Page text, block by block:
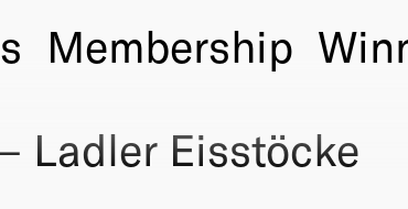
Membership
Ladler Eisstöcke